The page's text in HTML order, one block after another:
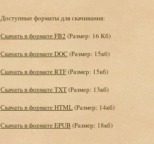
Доступные форматы для скачивания:
Скачать в формате FB2 (Размер: 16 Кб)
Скачать в формате DOC (Размер: 15кб)
Скачать в формате RTF(Размер: 15кб)
Скачать в формате TXT(Размер: 13кб)
Скачать в формате HTML(Размер: 14кб)
Скачать в формате EPUB (Размер: 18кб)